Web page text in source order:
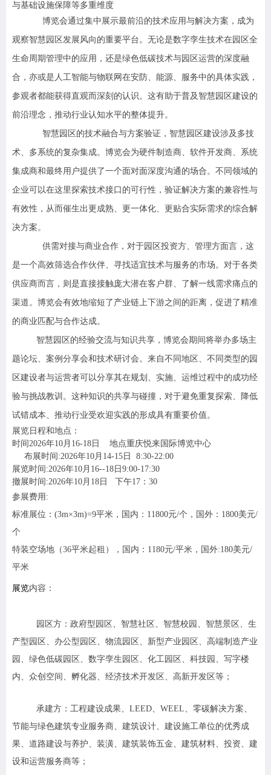
与基础设施保障等多重维度
博览会通过集中展示最前沿的技术应用与解决方案，成为
观察智慧园区发展风向的重要平台。无论是数字孪生技术在园区全
生命周期管理中的应用，还是绿色低碳技术与园区运营的深度融
合，亦或是人工智能与物联网在安防、能源、服务中的具体实践，
参观者都能获得直观而深刻的认识。这有助于普及智慧园区建设的
前沿理念，推动行业认知水平的整体提升。
智慧园区的技术融合与方案验证，智慧园区建设涉及多技
术、多系统的复杂集成。博览会为硬件制造商、软件开发商、系统
集成商和最终用户提供了一个面对面深度沟通的场合。不同领域的
企业可以在这里探索技术接口的可行性，验证解决方案的兼容性与
有效性，从而催生出更成熟、更一体化、更贴合实际需求的综合解
决方案。
供需对接与商业合作，对于园区投资方、管理方面言，这
是一个高效筛选合作伙伴、寻找适宜技术与服务的市场。对于各类
供应商而言，则是直接接触庞大潜在客户群、了解一线需求痛点的
渠道。博览会有效地缩短了产业链上下游之间的距离，促进了精准
的商业匹配与合作达成。
智慧园区的经验交流与知识共享，博览会期间将举办多场主
题论坛、案例分享会和技术研讨会。来自不同地区、不同类型的园
区建设者与运营者可以分享其在规划、实施、运维过程中的成功经
验与挑战教训。这种知识的共享与碰撞，对于避免重复探索、降低
试错成本、推动行业受欢迎实践的形成具有重要价值。
展览日程和地点：
时间2026年10月16-18日 地点重庆悦来国际博览中心
布展时间:2026年10月14-15日 8:30-22:00
展览时间:2026年10月16--18日9:00-17:30
撤展时间:2026年10月18日 下午17：30
参展费用:
标准展位： (3m×3m)=9平米， 国内：11800元/个，国外：1800美元/
个
特装空场地（36平米起租），国内：1180元/平米，国外:180美元/
平米
展览内容：
园区方： 政府型园区、智慧社区、智慧校园、智慧景区、生
产型园区、办公型园区、物流园区、新型产业园区、高端制造产业
园、绿色低碳园区、数字孪生园区、化工园区、科技园、写字楼
内、众创空间、孵化器、经济技术开发区、高新开发区等；
承建方： 工程建设成果、LEED、WEEL、零碳解决方案、
节能与绿色建筑专业服务商、建筑设计、建设施工单位的优秀成
果、道路建设与养护、装潢、建筑装饰五金、建筑材料、投资、建
设和运营服务商等；